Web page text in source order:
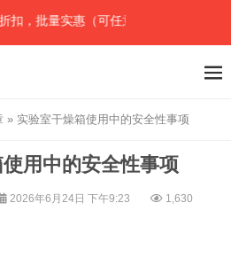
批量实惠（可任意组合），详情请直接
» 实验室干燥箱使用中的安全性事项
用中的安全性事项
2026年6月24日 下午9:23 1,630